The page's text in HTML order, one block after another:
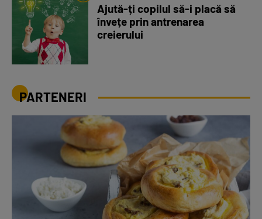
Ajută-ți copilul să-i placă să
învețe prin antrenarea
creierului
PARTENERI